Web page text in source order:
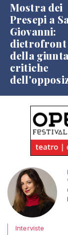
Mostra dei
Presepi a
Giovanni:
dietrofront
della
critiche
Interviste